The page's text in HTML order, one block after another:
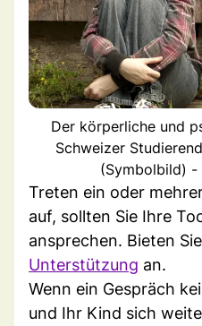
Der körperliche und
Schweizer
(Symbolbild)
Treten ein oder
auf, sollten Sie Ihre
ansprechen. Bieten
Unterstützung an.
Wenn ein Gespräch
und Ihr Kind sich